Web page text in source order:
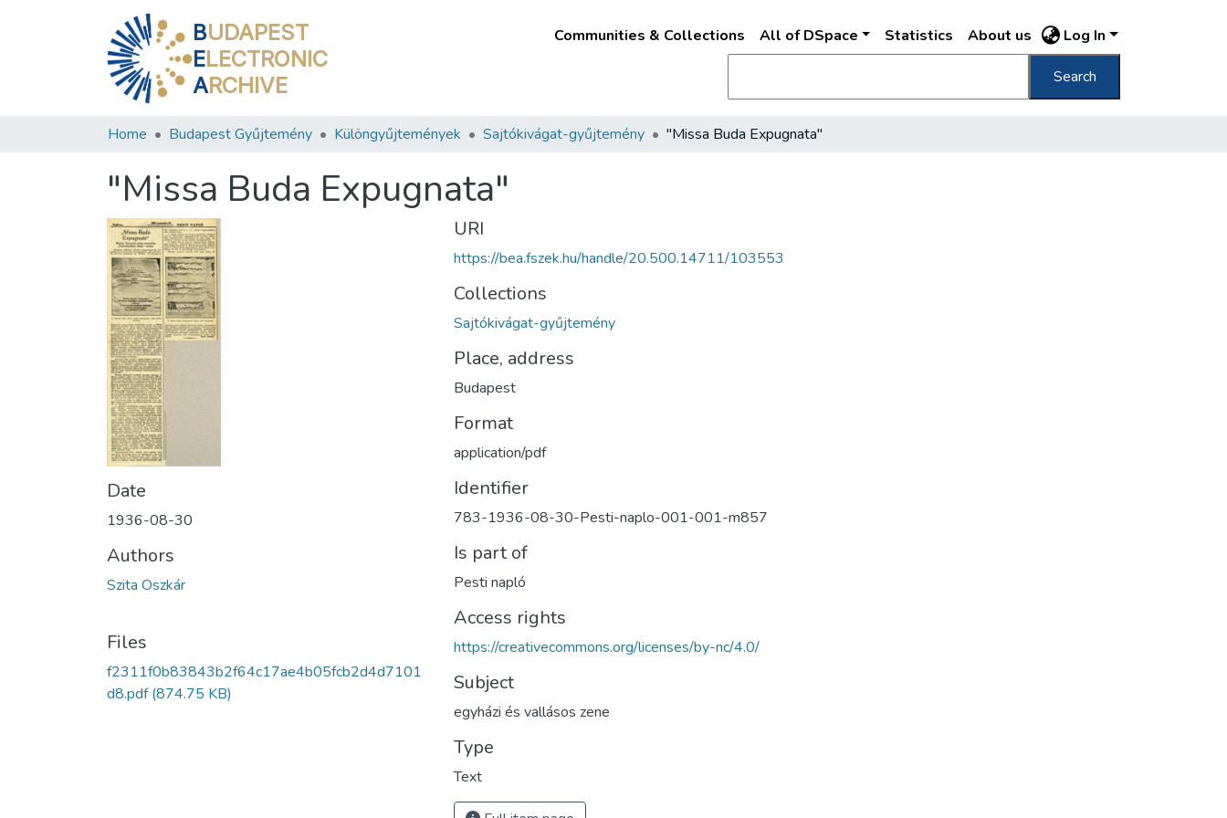
BUDAPEST
ELECTRONIC
ARCHIVE
Communities & Collections All of DSpace Statistics About us Log In
Search
Home Budapest Gyűjtemény Különgyűjtemények Sajtókivágat-gyűjtemény "Missa Buda Expugnata"
"Missa Buda Expugnata"
Date
1936-08-30
Authors
Szita Oszkár
Files
f2311f0b83843b2f64c17ae4b05fcb2d4d7101
d8.pdf(874.75 KB)
URI
https://bea.fszek.hu/handle/20.500.14711/103553
Collections
Sajtókivágat-gyűjtemény
Place, address
Budapest
Format
application/pdf
Identifier
783-1936-08-30-Pesti-naplo-001-001-m857
Is part of
Pesti napló
Access rights
https://creativecommons.org/licenses/by-nc/4.0/
Subject
egyházi és vallásos zene
Type
Text